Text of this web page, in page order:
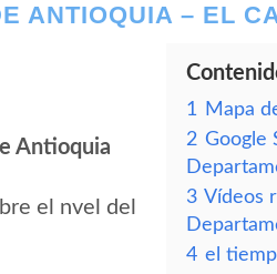
ANTIOQUIA – EL
Antioquia
el nvel del
1
Mapa
2 Google
3 Vídeos
4 el